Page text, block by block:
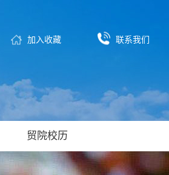
加入收藏 联系我们
贸院校历